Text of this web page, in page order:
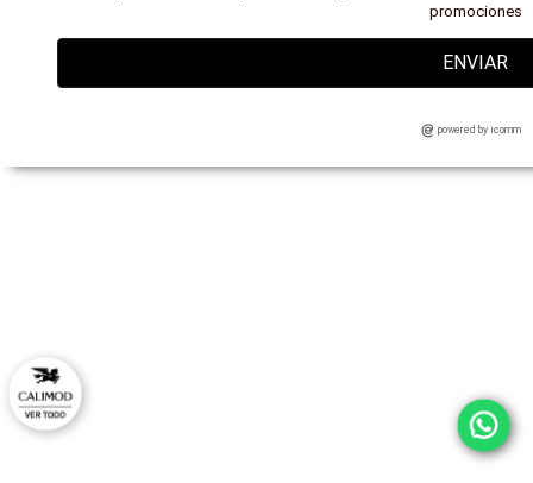
promociones
ENVIAR
powered by icomm